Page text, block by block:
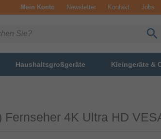
Mein Konto Newsletter Kontakt Jobs
Haushaltsgroßgeräte Kleingeräte &
4K Ultra HD